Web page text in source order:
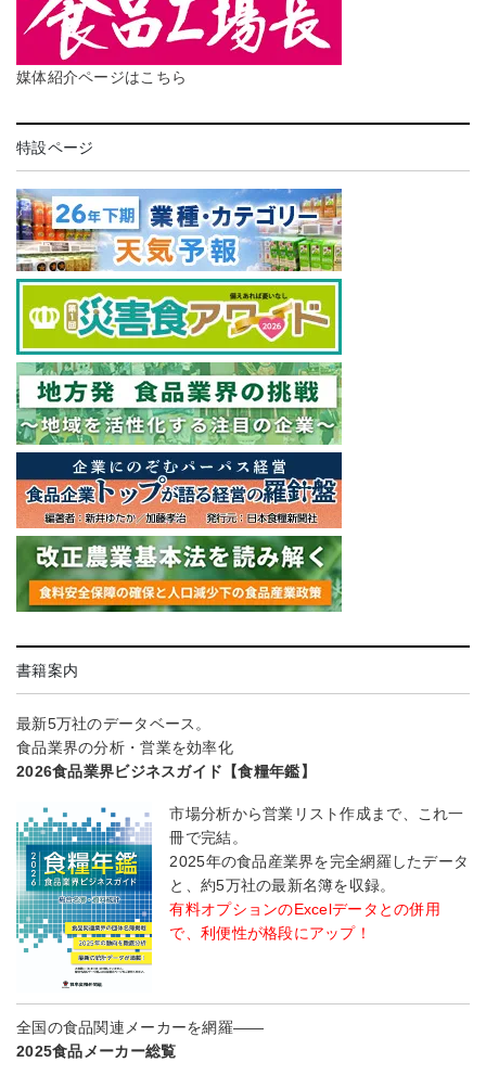
媒体紹介ページはこちら
特設ページ
書籍案内
最新5万社のデータベース。
食品業界の分析・営業を効率化
2026食品業界ビジネスガイド【食糧年鑑】
市場分析から営業リスト作成まで、これ一
冊で完結。
2025年の食品産業界を完全網羅したデータ
と、約5万社の最新名簿を収録。
有料オプションのExcelデータとの併用
で、利便性が格段にアップ！
全国の食品関連メーカーを網羅――
2025食品メーカー総覧